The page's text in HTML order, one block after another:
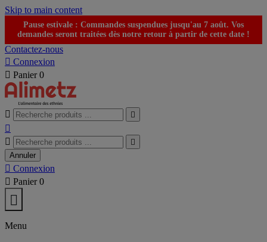
Skip to main content
Pause estivale : Commandes suspendues jusqu'au 7 août. Vos
demandes seront traitées dès notre retour à partir de cette date !
Contactez-nous
 Connexion
 Panier 0
 



Annuler
 Connexion
 Panier 0

Menu